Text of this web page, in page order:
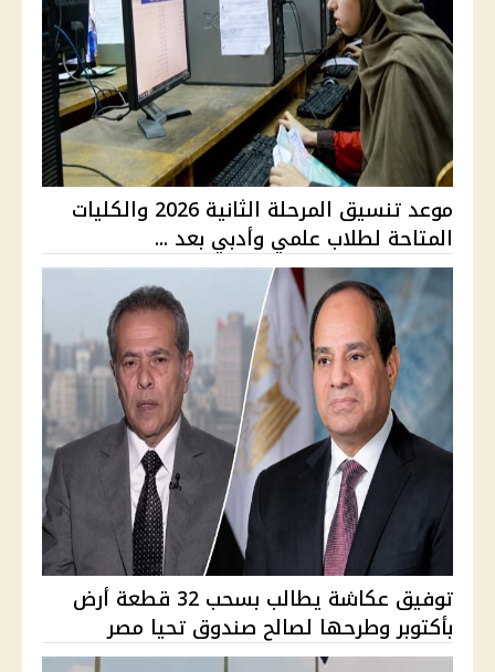
موعد تنسيق المرحلة الثانية 2026 والكليات
المتاحة لطلاب علمي وأدبي بعد ...
توفيق عكاشة يطالب بسحب 32 قطعة أرض
بأكتوبر وطرحها لصالح صندوق تحيا مصر